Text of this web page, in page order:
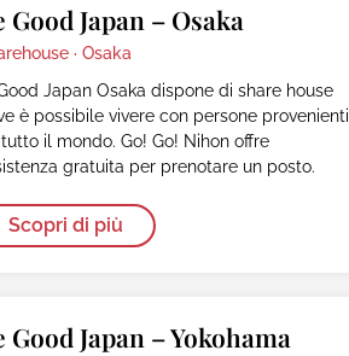
Good Japan – Osaka
· Osaka
Japan Osaka dispone di share house
è possibile vivere con persone provenienti
il mondo. Go! Go! Nihon offre
gratuita per prenotare un posto.
Scopri di più
Good Japan – Yokohama